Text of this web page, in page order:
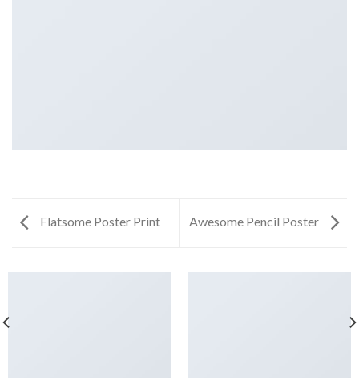
Flatsome Poster Print Awesome Pencil Poster